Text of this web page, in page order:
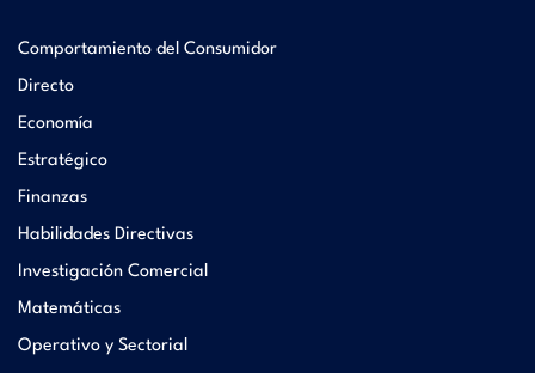
Comportamiento del Consumidor
Directo
Economía
Estratégico
Finanzas
Habilidades Directivas
Investigación Comercial
Matemáticas
Operativo y Sectorial